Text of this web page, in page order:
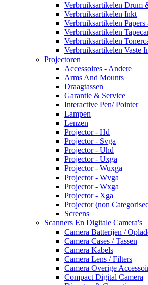
Verbruiksartikelen Drum
Verbruiksartikelen Inkt
Verbruiksartikelen
Verbruiksartikelen
Verbruiksartikelen
Verbruiksartikelen Vaste
Projectoren
Accessoires - Andere
Arms And Mounts
Draagtassen
Garantie & Service
Interactive Pen/ Pointer
Lampen
Lenzen
Projector - Hd
Projector - Svga
Projector - Uhd
Projector - Uxga
Projector - Wuxga
Projector - Wvga
Projector - Wxga
Projector - Xga
Projector (non
Screens
Scanners En Digitale Camera's
Camera Batterijen /
Camera Cases / Tassen
Camera Kabels
Camera Lens / Filters
Camera Overige
Compact Digital Camera